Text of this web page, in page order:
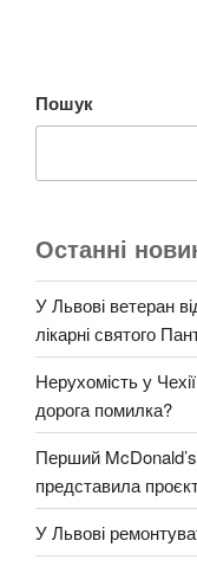
Пошук
Останні
У Львові ветеран
лікарні святого
Нерухомість у
дорога помилка?
Перший
представила
У Львові